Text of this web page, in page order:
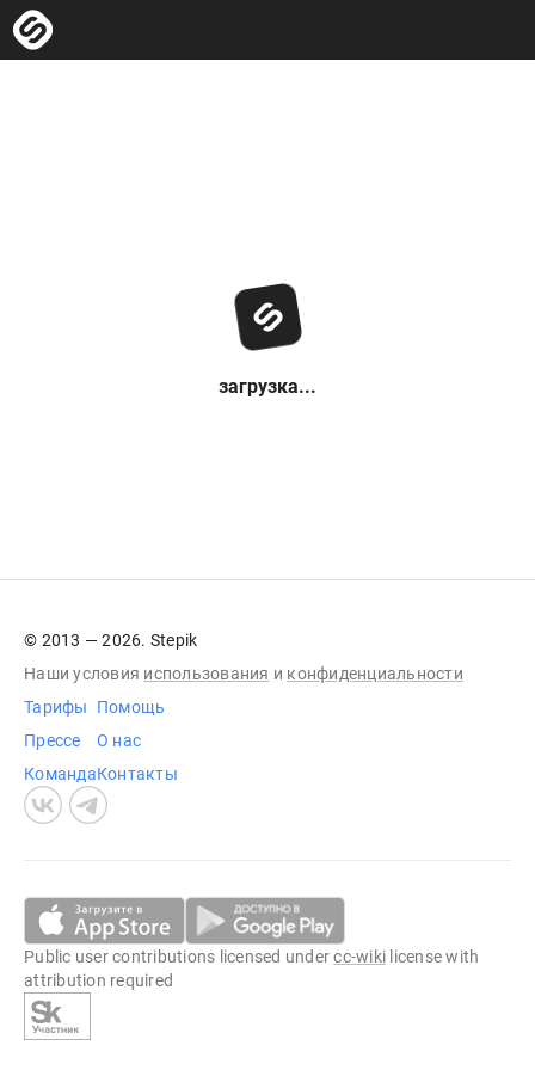
загрузка...
© 2013 — 2026. Stepik
Наши условия использования и конфиденциальности
Тарифы
Прессе
Команда
Помощь
О нас
Контакты
Public user contributions licensed undercc-wiki license with
attribution required